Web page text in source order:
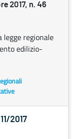
2017, n. 46
legge regionale
edilizio-
2017